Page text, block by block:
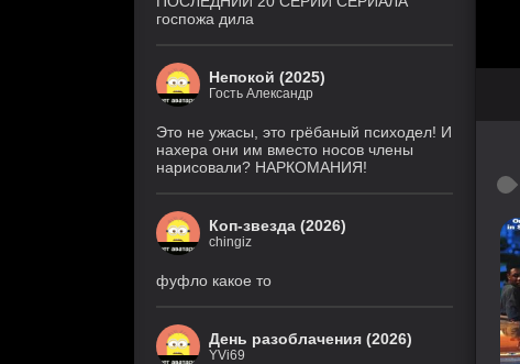
госпожа дила
Непокой (2025)
Гость Александр
Это не ужасы, это грёбаный психодел! И
нахера они им вместо носов члены
нарисовали? НАРКОМАНИЯ!
Коп-звезда (2026)
chingiz
фуфло какое то
День разоблачения (2026)
YVi69